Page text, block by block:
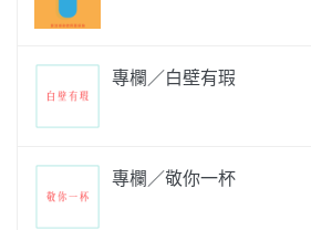
專欄／白壁有瑕
專欄／敬你一杯